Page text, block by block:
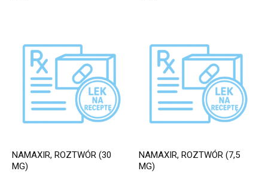
NAMAXIR, ROZTWÓR (30
MG)
NAMAXIR, ROZTWÓR (7,5
MG)